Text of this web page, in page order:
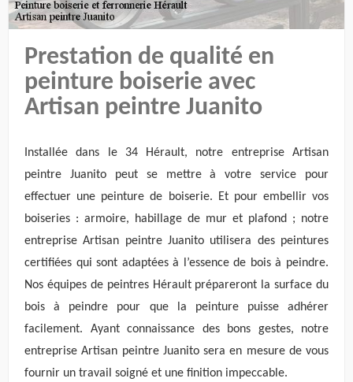
Prestation de qualité en
peinture boiserie avec
Artisan peintre Juanito
Installée dans le 34 Hérault, notre entreprise Artisan
peintre Juanito peut se mettre à votre service pour
effectuer une peinture de boiserie. Et pour embellir vos
boiseries : armoire, habillage de mur et plafond ; notre
entreprise Artisan peintre Juanito utilisera des peintures
certifiées qui sont adaptées à l’essence de bois à peindre.
Nos équipes de peintres Hérault prépareront la surface du
bois à peindre pour que la peinture puisse adhérer
facilement. Ayant connaissance des bons gestes, notre
entreprise Artisan peintre Juanito sera en mesure de vous
fournir un travail soigné et une finition impeccable.